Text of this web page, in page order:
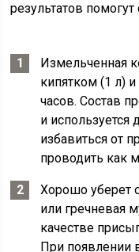
результатов
Измельченная
кипятком (1 л) и
часов. Состав
и
избавиться от
проводить как
Хорошо уберет
или гречневая
качестве
При появлении